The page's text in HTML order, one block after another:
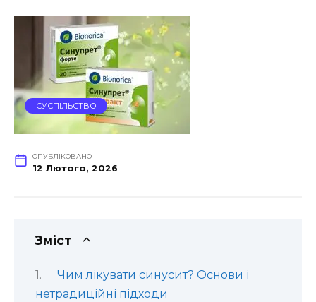
СУСПІЛЬСТВО
ОПУБЛІКОВАНО
12 Лютого, 2026
Зміст
Чим лікувати синусит? Основи і
нетрадиційні підходи